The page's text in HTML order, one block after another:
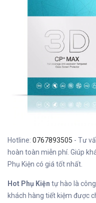
Hotline: 0767893505 - Tư
hoàn toàn miễn phí. Giúp
Phụ Kiện có giá tốt nhất.
Hot Phụ Kiện tự hào là
khách hàng tiết kiệm được